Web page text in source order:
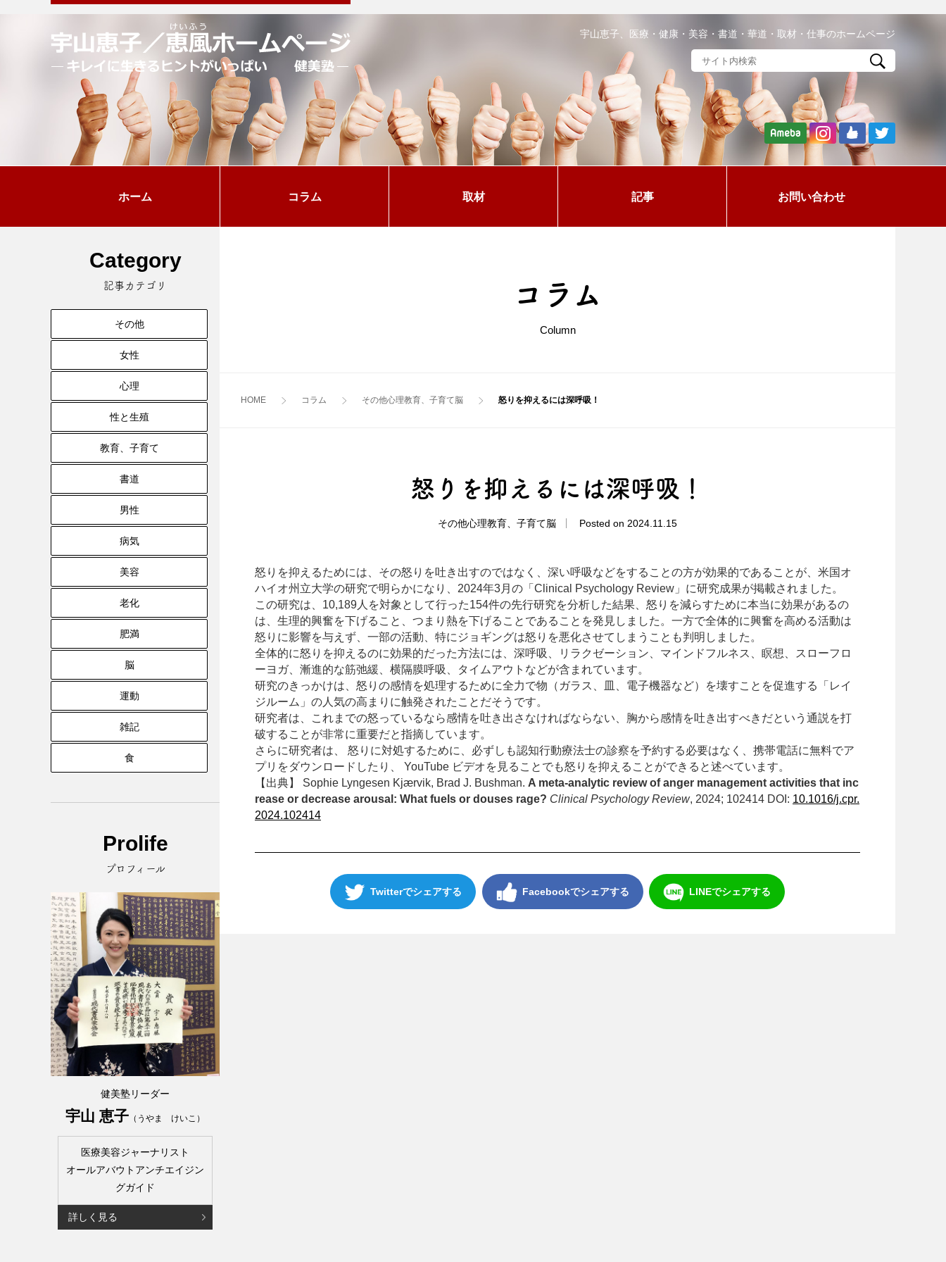
宇山恵子、医療・健康・美容・書道・華道・取材・仕事のホームページ
ホーム コラム 取材 記事 お問い合わせ
Category
記事カテゴリ
その他
女性
心理
性と生殖
教育、子育て
書道
男性
病気
美容
老化
肥満
脳
運動
雑記
食
Prolife
プロフィール
健美塾リーダー
宇山 恵子 （うやま けいこ）
医療美容ジャーナリスト
オールアバウトアンチエイジン
グガイド
詳しく見る
コラム
Column
HOME コラム その他心理教育、子育て脳 怒りを抑えるには深呼吸！
怒りを抑えるには深呼吸！
その他心理教育、子育て脳 Posted on 2024.11.15
怒りを抑えるためには、その怒りを吐き出すのではなく、深い呼吸などをすることの方が効果的であることが、米国オ
ハイオ州立大学の研究で明らかになり、2024年3月の「Clinical Psychology Review」に研究成果が掲載されました。
この研究は、10,189人を対象として行った154件の先行研究を分析した結果、怒りを減らすために本当に効果があるの
は、 生理的興奮を下げること、 つまり熱を下げることであることを発見しました。一方で全体的に興奮を高める活動は
怒りに影響を与えず、一部の活動、 特にジョギングは怒りを悪化させてしまうことも判明しました。
全体的に怒りを抑えるのに効果的だった方法には 、深呼吸、リラクゼーション、マインドフルネス、瞑想、
スローフロ
ーヨガ、漸進的な筋弛緩、横隔膜呼吸、
タイムアウトなどが含まれています。
研究のきっかけは、怒りの感情を処理するために全力で物（ガラス、皿、 電子機器など）
を壊すことを促進する「レイ
ジルーム」の人気の高まりに触発されたことだそうです。
研究者は、これまでの怒っているなら感情を吐き出さなければならない、
胸から感情を吐き出すべきだという通説を打
破することが非常に重要だと指摘しています。
さらに研究者は、 怒りに対処するために、 必ずしも認知行動療法士の診察を予約する必要はなく、 携帯電話に無料でア
プリをダウンロードしたり、 YouTube ビデオを見ることでも怒りを抑えることができると述べています。
【出典】 Sophie Lyngesen Kjærvik, Brad J. Bushman. A meta-analytic review of anger management activities that inc
rease or decrease arousal: What fuels or douses rage? Clinical Psychology Review, 2024; 102414 DOI: 10.1016/j.cpr.
2024.102414
Twitter Facebook LINE